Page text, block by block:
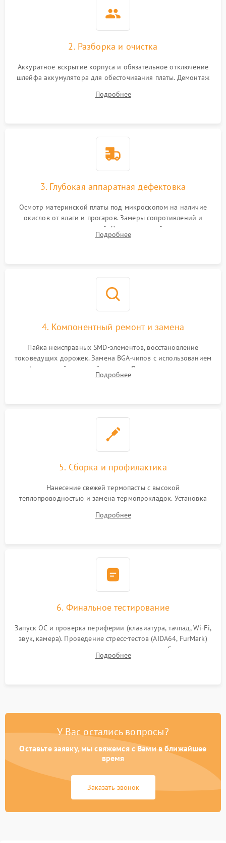
2000 ₽
Проблемы Wi‑Fi или
2500 ₽
2. Разборка и очистка
Аккуратное вскрытие корпуса и обязательное отключение
шлейфа аккумулятора для обесточивания платы. Демонтаж
высохшей термопасты с кристаллов чипов.
Подробнее
3. Глубокая аппаратная дефектовка
Осмотр материнской платы под микроскопом на наличие
окислов от влаги и прогаров. Замеры сопротивлений и
дежурных напряжений. Проверка цепей питания,
мультиконтроллера, процессора и видеочипа.
Подробнее
4. Компонентный ремонт и замена
Пайка неисправных SMD-элементов, восстановление
токоведущих дорожек. Замена BGA-чипов с использованием
инфракрасной паяльной станции. Прошивка микросхемы
BIOS или замена поврежденных портов USB
Подробнее
5. Сборка и профилактика
Нанесение свежей термопасты с высокой
теплопроводностью и замена термопрокладок. Установка
шлейфов, модулей памяти и накопителей. Предварительная
Подробнее
6. Финальное тестирование
Запуск ОС и проверка периферии (клавиатура, тачпад, Wi-Fi,
звук, камера). Проведение стресс-тестов (AIDA64, FurMark)
для контроля температурного режима и стабильности
системы под пиковой нагрузкой.
Подробнее
У Вас остались вопросы?
Оставьте заявку, мы свяжемся с Вами в ближайшее
время
Заказать звонок